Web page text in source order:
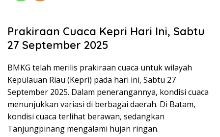
Prakiraan Cuaca Kepri Hari Ini, Sabtu
27 September 2025
BMKG telah merilis prakiraan cuaca untuk wilayah
Kepulauan Riau (Kepri) pada hari ini, Sabtu 27
September 2025. Dalam penerangannya, kondisi cuaca
menunjukkan variasi di berbagai daerah. Di Batam,
kondisi cuaca terlihat berawan, sedangkan
Tanjungpinang mengalami hujan ringan.